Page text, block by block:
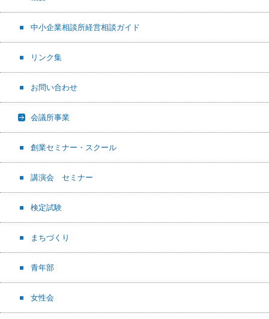
中小企業相談所経営相談ガイド
リンク集
お問い合わせ
会議所事業
創業セミナー・スクール
講演会 セミナー
検定試験
まちづくり
青年部
女性会